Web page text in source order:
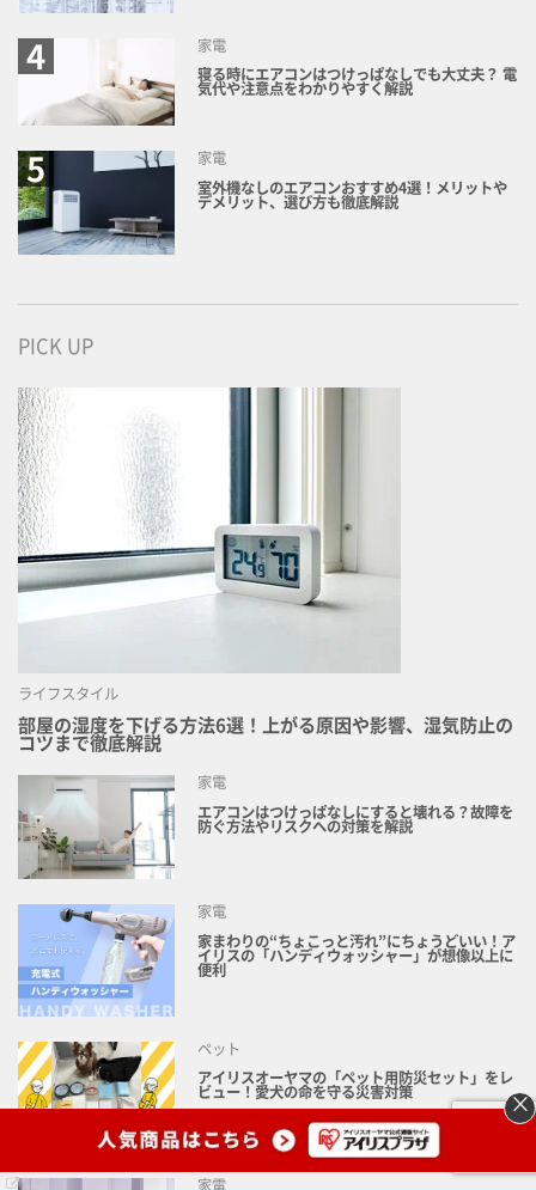
×
家電
寝る時にエアコンはつけっぱなしでも大丈夫？ 電
気代や注意点をわかりやすく解説
家電
室外機なしのエアコンおすすめ4選！メリットや
デメリット、選び方も徹底解説
PICK UP
ライフスタイル
部屋の湿度を下げる方法6選！上がる原因や影響、湿気防止の
コツまで徹底解説
家電
エアコンはつけっぱなしにすると壊れる？故障を
防ぐ方法やリスクへの対策を解説
家電
家まわりの“ちょこっと汚れ”にちょうどいい！ア
イリスの「ハンディウォッシャー」が想像以上に
便利
ペット
アイリスオーヤマの「ペット用防災セット」をレ
ビュー！愛犬の命を守る災害対策
家電